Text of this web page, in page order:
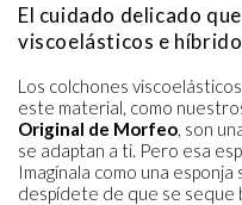
El cuidado delicado
viscoelásticos e
Los colchones
este material, como
Original de Morfeo, son
se adaptan a ti. Pero esa
Imagínala como una esponja
despídete de que se seque